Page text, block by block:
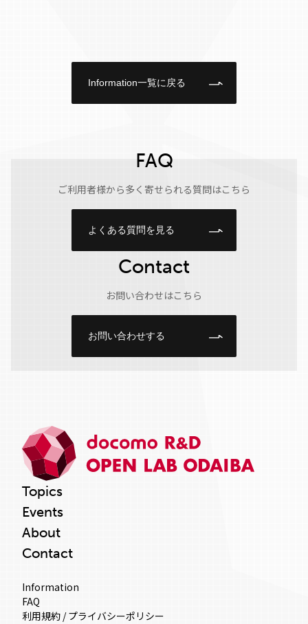
Information一覧に戻る
FAQ
ご利用者様から多く寄せられる質問はこちら
よくある質問を見る
Contact
お問い合わせはこちら
お問い合わせする
Topics
Events
About
Contact
Information
FAQ
利用規約 / プライバシーポリシー